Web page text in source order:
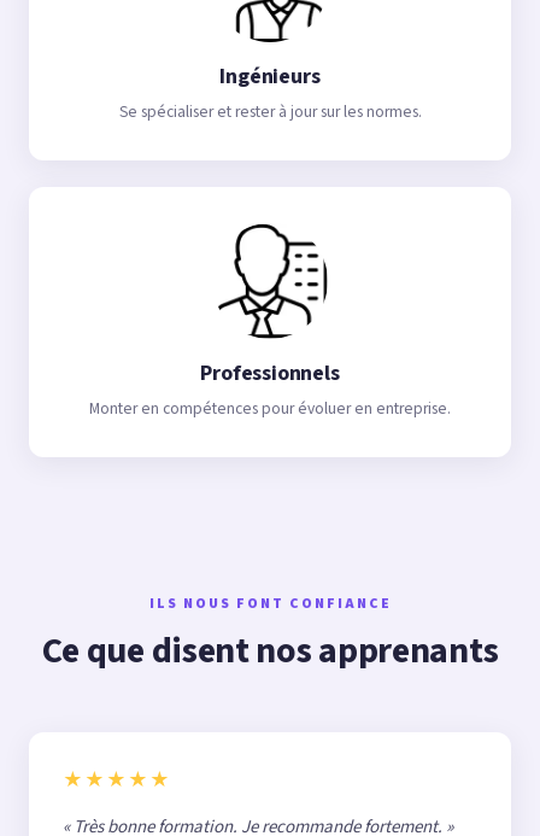
Ingénieurs
Se spécialiser et rester à jour sur les normes.
Professionnels
Monter en compétences pour évoluer en entreprise.
ILS NOUS FONT CONFIANCE
Ce que disent nos apprenants
★★★★★
« Très bonne formation. Je recommande fortement. »